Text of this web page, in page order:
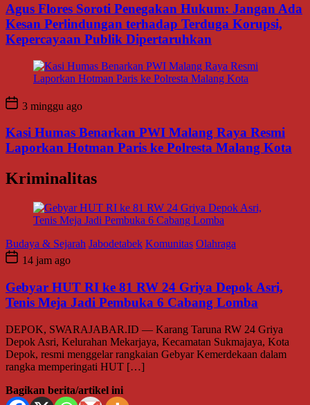
Agus Flores Soroti Penegakan Hukum: Jangan Ada
Kesan Perlindungan terhadap Terduga Korupsi,
Kepercayaan Publik Dipertaruhkan
3 minggu ago
Kasi Humas Benarkan PWI Malang Raya Resmi
Laporkan Hotman Paris ke Polresta Malang Kota
Kriminalitas
Budaya & Sejarah Jabodetabek Komunitas Olahraga
14 jam ago
Gebyar HUT RI ke 81 RW 24 Griya Depok Asri,
Tenis Meja Jadi Pembuka 6 Cabang Lomba
DEPOK, SWARAJABAR.ID — Karang Taruna RW 24 Griya
Depok Asri, Kelurahan Mekarjaya, Kecamatan Sukmajaya, Kota
Depok, resmi menggelar rangkaian Gebyar Kemerdekaan dalam
rangka memperingati HUT […]
Bagikan berita/artikel ini